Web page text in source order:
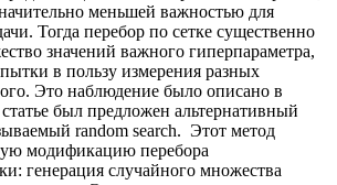
меньшей важностью для
Тогда перебор по сетке существенно
значений важного гиперпараметра,
в пользу измерения разных
Это наблюдение было описано в
был предложен альтернативный
random search. Этот метод
модификацию перебора
генерация случайного множества